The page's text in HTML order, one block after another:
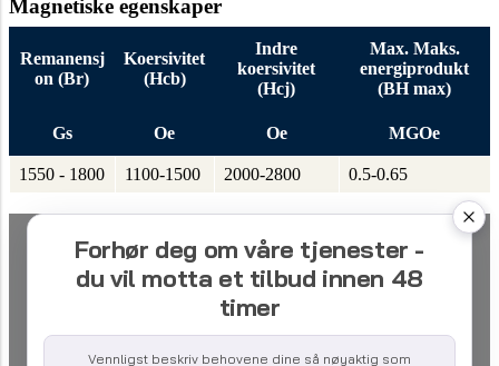
Magnetiske egenskaper
Remanensj
on (Br)
Koersivitet
(Hcb)
Indre
koersivitet
(Hcj)
Max. Maks.
energiprodukt
(BH max)
Gs Oe Oe MGOe
1550 - 1800 1100-1500 2000-2800 0.5-0.65
Forhør deg om våre tjenester -
du vil motta et tilbud innen 48
timer
Vennligst beskriv behovene dine så nøyaktig som